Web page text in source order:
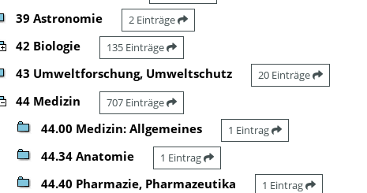
39 Astronomie 2 Einträge
42 Biologie 135 Einträge
43 Umweltforschung, Umweltschutz 20 Einträge
44 Medizin 707 Einträge
44.00 Medizin: Allgemeines 1 Eintrag
44.34 Anatomie 1 Eintrag
44.40 Pharmazie, Pharmazeutika 1 Eintrag